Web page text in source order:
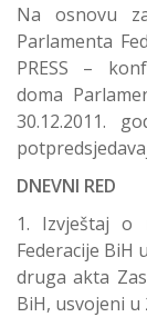
Na osnovu
Parlamenta
PRESS –
doma
30.12.2011.
DNEVNI RED
Izvještaj o
Federacije BiH
druga akta
BiH, usvojeni u